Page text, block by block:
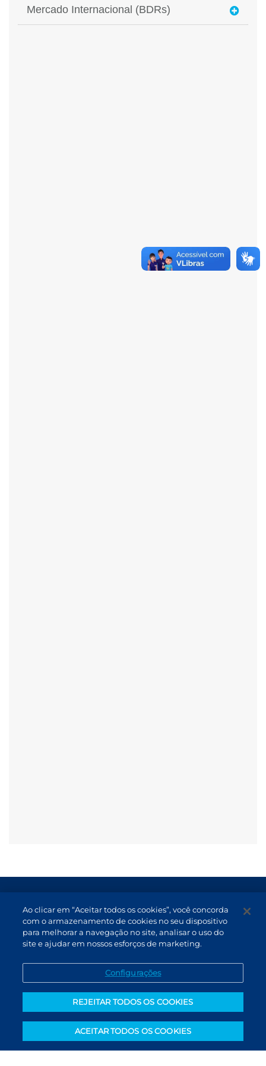
Atendimento
Canal de Denúncias
Ao clicar em “Aceitar todos os cookies”, você concorda
com o armazenamento de cookies no seu dispositivo
para melhorar a navegação no site, analisar o uso do
site e ajudar em nossos esforços de marketing.
Configurações
REJEITAR TODOS OS COOKIES
ACEITAR TODOS OS COOKIES